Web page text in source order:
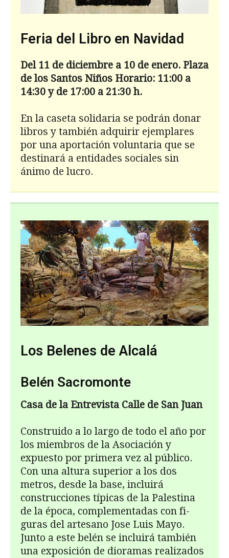
Feria del Libro en Navidad
Del 11 de diciembre a 10 de enero. Plaza
de los Santos Niños Horario: 11:00 a
14:30 y de 17:00 a 21:30 h.
En la caseta solidaria se podrán donar
libros y también adquirir ejemplares
por una aportación voluntaria que se
destinará a entidades sociales sin
ánimo de lucro.
Los Belenes de Alcalá
Belén Sacromonte
Casa de la Entrevista Calle de San Juan
Construido a lo largo de todo el año por
los miembros de la Asociación y
expuesto por primera vez al público.
Con una altura superior a los dos
metros, desde la base, incluirá
construcciones típicas de la Palestina
de la época, complementadas con fi­
guras del artesano Jose Luis Mayo.
Junto a este belén se incluirá también
una expo­sición de dioramas realizados